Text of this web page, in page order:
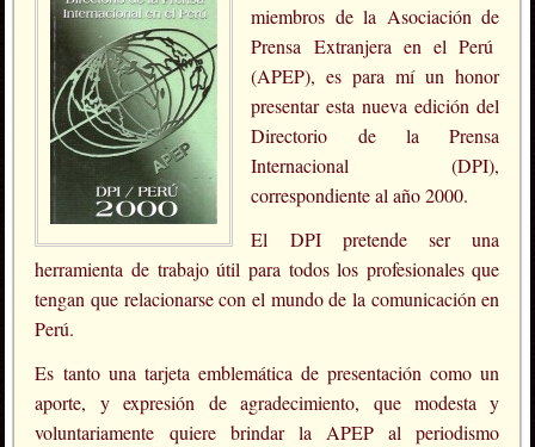
miembros de la Asociación de
Prensa Extranjera en el Perú
(APEP), es para mí un honor
presentar esta nueva edición del
Directorio de la Prensa
Internacional (DPI),
correspondiente al año 2000.
El DPI pretende ser una
herramienta de trabajo útil para todos los profesionales que
tengan que relacionarse con el mundo de la comunicación en
Perú.
Es tanto una tarjeta emblemática de presentación como un
aporte, y expresión de agradecimiento, que modesta y
voluntariamente quiere brindar la APEP al periodismo